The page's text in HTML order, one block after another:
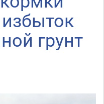
грунт